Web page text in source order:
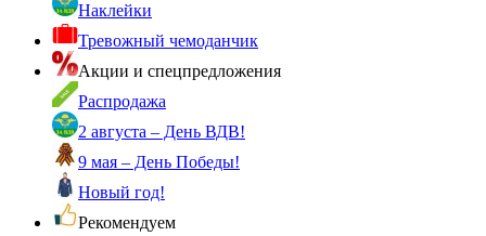
Наклейки
Тревожный чемоданчик
Акции и спецпредложения
Распродажа
2 августа – День ВДВ!
9 мая – День Победы!
Новый год!
Рекомендуем